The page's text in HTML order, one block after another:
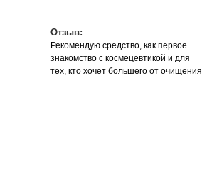
Отзыв:
Рекомендую средство, как первое
знакомство с космецевтикой и для
тех, кто хочет большего от очищения